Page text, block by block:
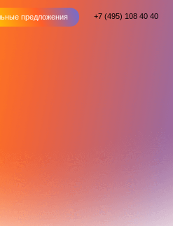
+7 (495) 108 40 40